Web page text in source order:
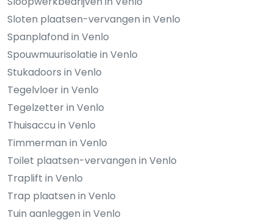
Sloten plaatsen-vervangen in Venlo
Spanplafond in Venlo
Spouwmuurisolatie in Venlo
Stukadoors in Venlo
Tegelvloer in Venlo
Tegelzetter in Venlo
Thuisaccu in Venlo
Timmerman in Venlo
Toilet plaatsen-vervangen in Venlo
Traplift in Venlo
Trap plaatsen in Venlo
Tuin aanleggen in Venlo